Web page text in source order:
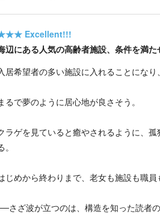
Excellent!!!
辺にある人気の高齢者施設、条件を満た
居希望者の多い施設に入れることにな
るで夢のように居心地が良さそう。
ラゲを見ていると癒やされるように、
。
じめから終わりまで、老女も施設も職員
さざ波が立つのは、構造を知った読者の